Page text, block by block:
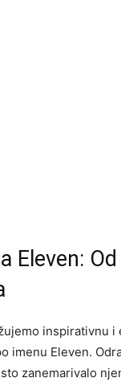
Eleven:
inspirativnu i
imenu Eleven.
zanemarivalo